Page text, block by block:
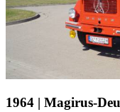
1964 | Magirus-